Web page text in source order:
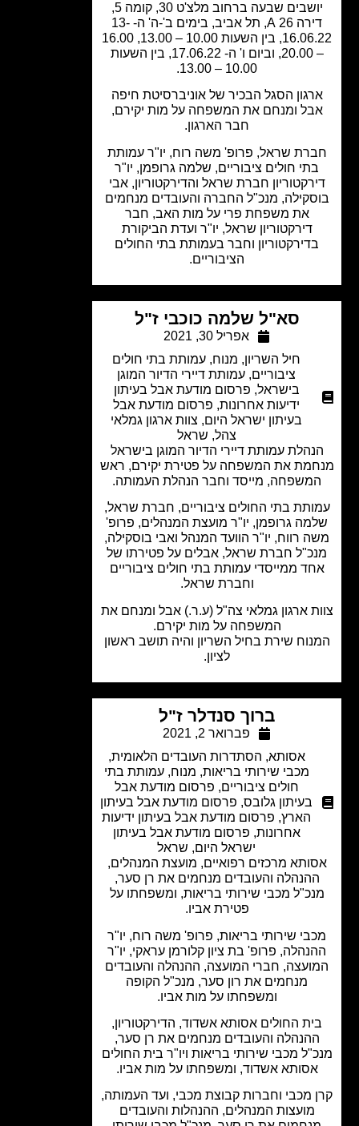
דירה 26 A, תל אביב, בימים ב'-ה' ה- 13-
16.06.22, בין השעות 10.00 – 13.00, 16.00
– 20.00, וביום ו' ה- 17.06.22, בין השעות
הסגל הבכיר של אוניברסיטת חיפה
ומנחם את המשפחה על מות יקירם,
חבר הארגון.
שראל, פרופ' משה רוח, יו"ר עמותת
חולים ציבוריים, שלמה גרופמן, יו"ר
חברת שראל והדירקטוריון, אבי
מנכ"ל החברה והעובדים מנחמים
את משפחת פרי על מות האב, חבר
דירקטוריון שראל, יו"ר ועדת הביקורת
וחבר בעמותת בתי החולים
הציבוריים.
סא"ל שלמה כוכבי ז"ל
אפריל 30, 2021
חיל השריון, מנוח,עמותת בתי חולים
ציבוריים,עמותת דיירי הדיור המוגן
בישראל,פרסום מודעת אבל בעיתון
ידיעות אחרונות,פרסום מודעת אבל
בעיתון ישראל היום,צוות ארגון גמלאי
שראל
עמותת דיירי הדיור המוגן בישראל
את המשפחה על פטירת יקירם, ראש
מייסד וחבר הנהלת העמותה.
בתי החולים ציבוריים, חברת שראל,
גרופמן, יו"ר מועצת המנהלים, פרופ'
רווח, יו"ר הוועד המנהל ואבי בוסקילה,
חברת שראל, אבלים על פטירתו של
ממייסדי עמותת בתי חולים ציבוריים
וחברת שראל.
ארגון גמלאי צה"ל (ע.ר.) אבל ומנחם את
המשפחה על מות יקירם.
שירת בחיל השריון והיה תושב ראשון
ברוך סנדלר ז"ל
פברואר 2, 2021
,הסתדרות העובדים הלאומית,
מכבי שירותי בריאות ,מנוח,עמותת בתי
חולים ציבוריים,פרסום מודעת אבל
בעיתון גלובס, פרסום מודעת אבל בעיתון
פרסום מודעת אבל בעיתון ידיעות
אחרונות,פרסום מודעת אבל בעיתון
ישראל היום,שראל
מרכזים רפואיים, מועצת המנהלים,
והעובדים מנחמים את רן סער,
מכבי שירותי בריאות, ומשפחתו על
פטירת אביו.
שירותי בריאות, פרופ' משה רוח, יו"ר
פרופ' בת ציון קלורמן עראקי, יו"ר
חברי המועצה, ההנהלה והעובדים
מנחמים את רון סער, מנכ"ל הקופה
ומשפחתו על מות אביו.
החולים אסותא אשדוד, הדירקטוריון,
והעובדים מנחמים את רן סער,
מכבי שירותי בריאות ויו"ר בית החולים
אסותא אשדוד, ומשפחתו על מות אביו.
מכבי וחברות קבוצת מכבי, ועד העמותה,
מועצות המנהלים, ההנהלות והעובדים